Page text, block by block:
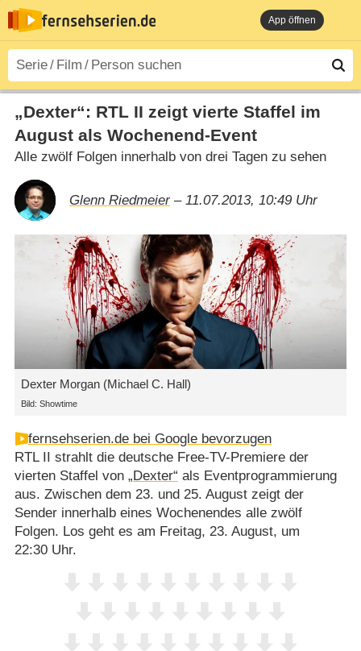
App öffnen
„Dexter“: RTL II zeigt vierte Staffel im
August als Wochenend-Event
Alle zwölf Folgen innerhalb von drei Tagen zu sehen
Glenn Riedmeier– 11.07.2013, 10:49 Uhr
Dexter Morgan (Michael C. Hall)
Bild: Showtime
fernsehserien.de bei Google bevorzugen
RTL II strahlt die deutsche Free-TV-Premiere der
vierten Staffel von „Dexter“ als Eventprogrammierung
aus. Zwischen dem 23. und 25. August zeigt der
Sender innerhalb eines Wochenendes alle zwölf
Folgen. Los geht es am Freitag, 23. August, um
22:30 Uhr.